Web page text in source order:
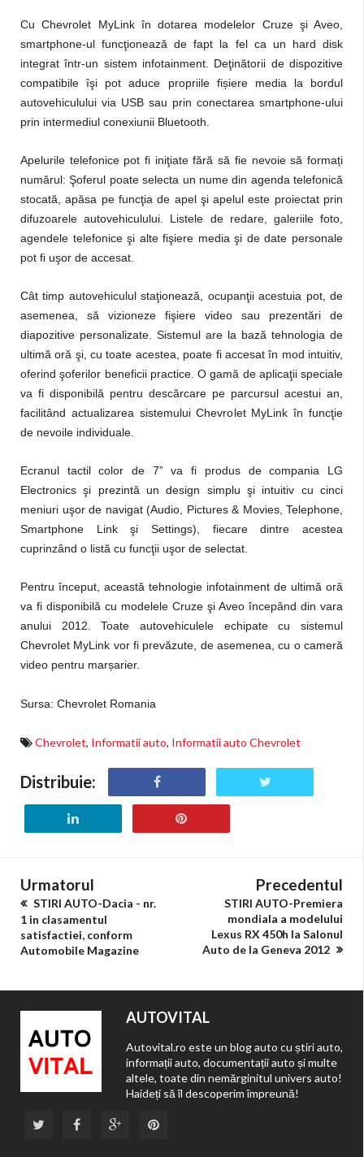
Cu Chevrolet MyLink în dotarea modelelor Cruze şi Aveo,
smartphone-ul funcţionează de fapt la fel ca un hard disk
integrat într-un sistem infotainment. Deţinătorii de dispozitive
compatibile îşi pot aduce propriile fișiere media la bordul
autovehiculului via USB sau prin conectarea smartphone-ului
prin intermediul conexiunii Bluetooth.
Apelurile telefonice pot fi iniţiate fără să fie nevoie să formați
numărul: Şoferul poate selecta un nume din agenda telefonică
stocată, apăsa pe funcţia de apel şi apelul este proiectat prin
difuzoarele autovehiculului. Listele de redare, galeriile foto,
agendele telefonice şi alte fişiere media şi de date personale
pot fi uşor de accesat.
Cât timp autovehiculul staţionează, ocupanţii acestuia pot, de
asemenea, să vizioneze fişiere video sau prezentări de
diapozitive personalizate. Sistemul are la bază tehnologia de
ultimă oră şi, cu toate acestea, poate fi accesat în mod intuitiv,
oferind şoferilor beneficii practice. O gamă de aplicaţii speciale
va fi disponibilă pentru descărcare pe parcursul acestui an,
facilitând actualizarea sistemului Chevrolet MyLink în funcţie
de nevoile individuale.
Ecranul tactil color de 7” va fi produs de compania LG
Electronics şi prezintă un design simplu şi intuitiv cu cinci
meniuri uşor de navigat (Audio, Pictures & Movies, Telephone,
Smartphone Link şi Settings), fiecare dintre acestea
cuprinzând o listă cu funcţii uşor de selectat.
Pentru început, această tehnologie infotainment de ultimă oră
va fi disponibilă cu modelele Cruze şi Aveo începând din vara
anului 2012. Toate autovehiculele echipate cu sistemul
Chevrolet MyLink vor fi prevăzute, de asemenea, cu o cameră
video pentru marșarier.
Sursa: Chevrolet Romania
Chevrolet, Informatii auto, Informatii auto Chevrolet
Distribuie:
Urmatorul
STIRI AUTO-Dacia - nr.
1 in clasamentul
satisfactiei, conform
Automobile Magazine
Precedentul
STIRI AUTO-Premiera
mondiala a modelului
Lexus RX 450h la Salonul
Auto de la Geneva 2012
AUTOVITAL
Autovital.ro este un blog auto cu știri auto,
informații auto, documentații auto și multe
altele, toate din nemărginitul univers auto!
Haideți să îl descoperim împreună!